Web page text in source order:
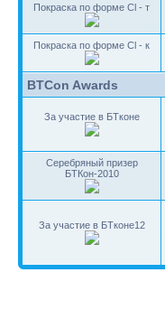
Покраска по форме Cl - т
Покраска по форме Cl - к
BTCon Awards
За участие в БТконе
Серебряный призер
БТКон-2010
За участие в БТконе12